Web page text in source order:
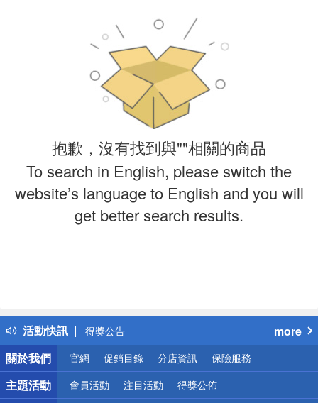
抱歉，沒有找到與""相關的商品
To search in English, please switch the
website’s language to English and you will
get better search results.
活動快訊
詐騙網頁！請小心！
得獎公告
熱門話題
銀行優惠
偏遠地區配送
詐騙網頁！請小心！
more
關於我們
官網 促銷目錄 分店資訊 保險服務
主題活動 會員活動 注目活動 得獎公佈